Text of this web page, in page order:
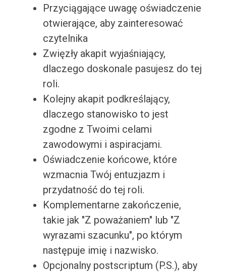
Przyciągające uwagę oświadczenie
otwierające, aby zainteresować
czytelnika
Zwięzły akapit wyjaśniający,
dlaczego doskonale pasujesz do tej
roli.
Kolejny akapit podkreślający,
dlaczego stanowisko to jest
zgodne z Twoimi celami
zawodowymi i aspiracjami.
Oświadczenie końcowe, które
wzmacnia Twój entuzjazm i
przydatność do tej roli.
Komplementarne zakończenie,
takie jak "Z poważaniem" lub "Z
wyrazami szacunku", po którym
następuje imię i nazwisko.
Opcjonalny postscriptum (P.S.), aby